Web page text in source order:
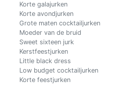
Korte galajurken
Korte avondjurken
Grote maten cocktailjurken
Moeder van de bruid
Sweet sixteen jurk
Kerstfeestjurken
Little black dress
Low budget cocktailjurken
Korte feestjurken